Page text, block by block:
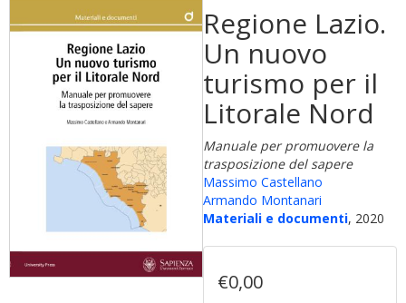
Regione Lazio.
Un nuovo
turismo per il
Litorale Nord
Manuale per promuovere la
trasposizione del sapere
Massimo Castellano
Armando Montanari
Materiali e documenti, 2020
€0,00